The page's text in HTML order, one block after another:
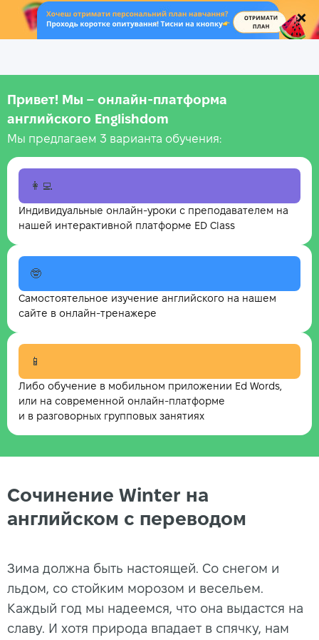
.
Привет! Мы – онлайн‑платформа
английского Englishdom
Мы предлагаем 3 варианта обучения:
👩‍💻
Индивидуальные онлайн-уроки с преподавателем на
нашей интерактивной платформе ED Class
🤓
Самостоятельное изучение английского на нашем
сайте в онлайн-тренажере
📱
Либо обучение в мобильном приложении Ed Words,
или на современной онлайн-платформе
и в разговорных групповых занятиях
Сочинение Winter на
английском с переводом
Зима должна быть настоящей. Со снегом и
льдом, со стойким морозом и весельем.
Каждый год мы надеемся, что она выдастся на
славу. И хотя природа впадает в спячку, нам